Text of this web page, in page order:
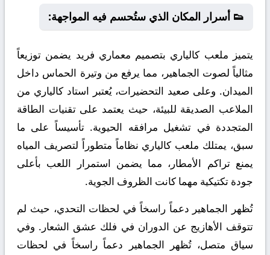
👟 أسرار المكان الذي ستُحسم فيه المواجهة:
يتميز ملعب كالياري بتصميم معماري فريد يضمن توزيعاً
مثالياً لصوت الجماهير، مما يرفع من وتيرة الحماس داخل
الميدان. وعلى صعيد التحضيرات، يُعتبر استاد كالياري من
الملاعب الصديقة للبيئة، حيث يعتمد على تقنيات الطاقة
المتجددة في تشغيل مرافقه الحيوية. تأسيساً على ما
سبق، يمتلك ملعب كالياري نظاماً متطوراً لتصريف المياه
يمنع تراكم الأمطار، مما يضمن استمرار اللعب بأعلى
جودة تكتيكية مهما كانت الظروف الجوية.
تُظهر الجماهير دعماً راسخاً في لحظات التحدي، حيث لم
تتوقف الأهازيج عن الدوران في فلك عشق الشعار. وفي
سياق متصل، تُظهر الجماهير دعماً راسخاً في لحظات